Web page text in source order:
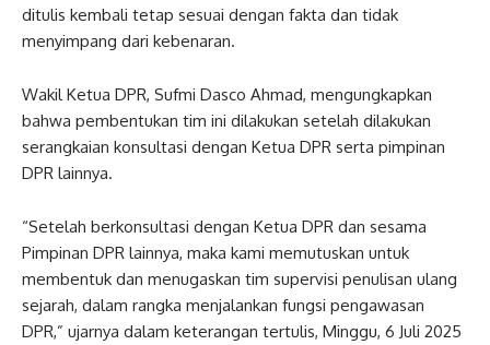
ditulis kembali tetap sesuai dengan fakta dan tidak
menyimpang dari kebenaran.
Wakil Ketua DPR, Sufmi Dasco Ahmad, mengungkapkan
bahwa pembentukan tim ini dilakukan setelah dilakukan
serangkaian konsultasi dengan Ketua DPR serta pimpinan
DPR lainnya.
“Setelah berkonsultasi dengan Ketua DPR dan sesama
Pimpinan DPR lainnya, maka kami memutuskan untuk
membentuk dan menugaskan tim supervisi penulisan ulang
sejarah, dalam rangka menjalankan fungsi pengawasan
DPR,” ujarnya dalam keterangan tertulis, Minggu, 6 Juli 2025